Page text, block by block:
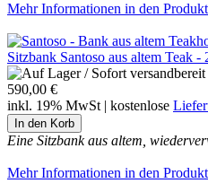
Mehr Informationen in den
Sitzbank Santoso aus altem Teak -
590,00 €
inkl. 19% MwSt | kostenlose
Eine Sitzbank aus altem,
Mehr Informationen in den